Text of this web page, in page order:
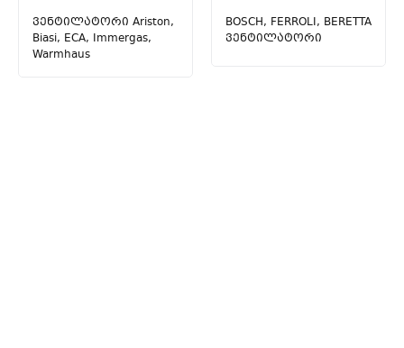
ვენტილატორი Ariston,
Biasi, ECA, Immergas,
Warmhaus
BOSCH, FERROLI, BERETTA
ვენტილატორი